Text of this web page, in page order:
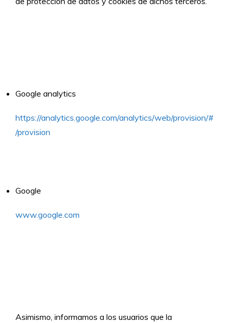
Google analytics
https://analytics.google.com/analytics/web/provision/#
/provision
Google
www.google.com
Asimismo, informamos a los usuarios que la